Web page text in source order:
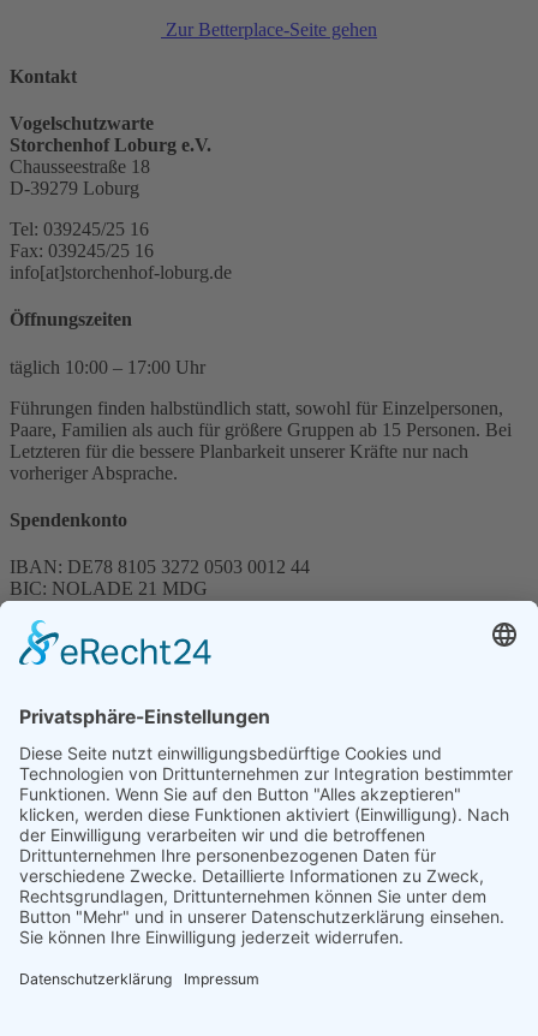
Zur Betterplace-Seite gehen
Kontakt
Vogelschutzwarte
Storchenhof Loburg e.V.
Chausseestraße 18
D-39279 Loburg
Tel: 039245/25 16
Fax: 039245/25 16
info[at]storchenhof-loburg.de
Öffnungszeiten
täglich 10:00 – 17:00 Uhr
Führungen finden halbstündlich statt, sowohl für Einzelpersonen,
Paare, Familien als auch für größere Gruppen ab 15 Personen. Bei
Letzteren für die bessere Planbarkeit unserer Kräfte nur nach
vorheriger Absprache.
Spendenkonto
IBAN: DE78 8105 3272 0503 0012 44
BIC: NOLADE 21 MDG
Spenden können steuerlich abgesetzt werden
Förderung
© 1987 – 2025
Storchenhof Loburg e.V.
Alle Rechte vorbehalten.
Cookie-Einstellungen
Navigation überspringen
Impressum
Haftungsausschluss